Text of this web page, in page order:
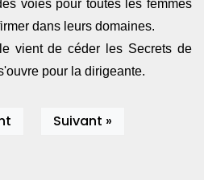
voies pour toutes les femmes
dans leurs domaines.
vient de céder les Secrets de
pour la dirigeante.
Suivant »